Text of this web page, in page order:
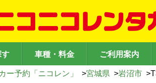
す 車種・料金 ご利用案内
ー予約「ニコレン」 >宮城県 >岩沼市 >